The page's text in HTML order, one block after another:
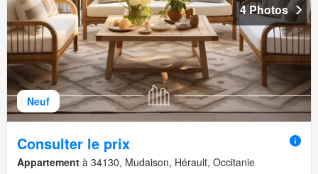
Neuf
4 Photos
Consulter le prix
Appartement à 34130, Mudaison, Hérault, Occitanie